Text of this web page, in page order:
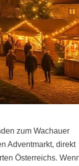
zum Wachauer
Adventmarkt, direkt
Österreichs.